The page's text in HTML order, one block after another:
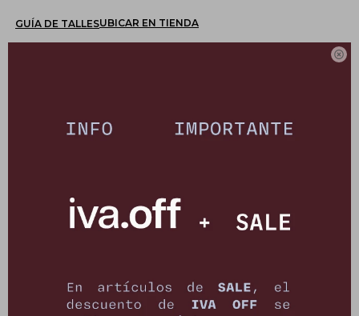

GUÍA DE TALLESUBICAR EN TIENDA
CANJEÁ TUS MILLAS ITAÚ
Ver opciones de pago y planes de cuotas